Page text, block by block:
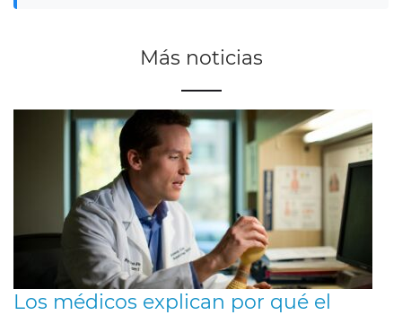
Más noticias
Los médicos explican por qué el